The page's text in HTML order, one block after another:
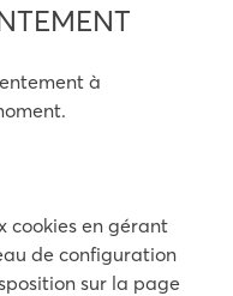
à
cookies en gérant
de configuration
sur la page